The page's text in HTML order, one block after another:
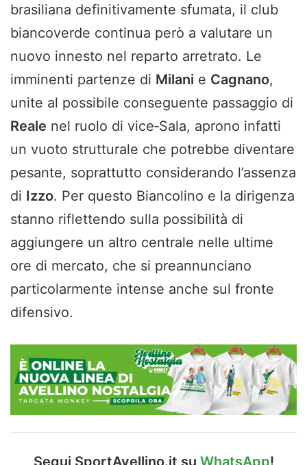
brasiliana definitivamente sfumata, il club
biancoverde continua però a valutare un
nuovo innesto nel reparto arretrato. Le
imminenti partenze di Milani e Cagnano,
unite al possibile conseguente passaggio di
Reale nel ruolo di vice‑Sala, aprono infatti
un vuoto strutturale che potrebbe diventare
pesante, soprattutto considerando l’assenza
di Izzo. Per questo Biancolino e la dirigenza
stanno riflettendo sulla possibilità di
aggiungere un altro centrale nelle ultime
ore di mercato, che si preannunciano
particolarmente intense anche sul fronte
difensivo.
Segui SportAvellino.it su WhatsApp!